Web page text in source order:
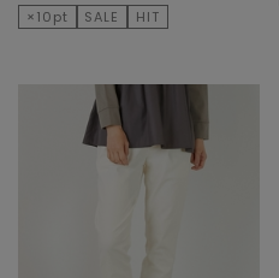
×10pt SALE HIT